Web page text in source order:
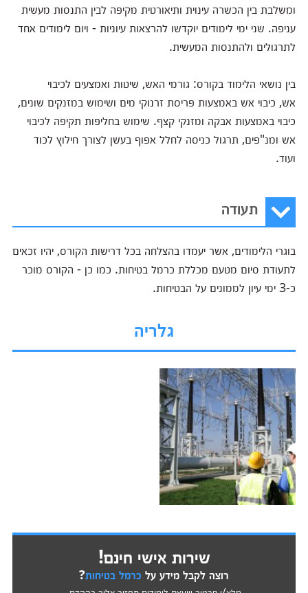
ומשלבת בין הכשרה עינוית ותיאורטית מקיפה לבין התנסות מעשית
עניפה. שני ימי לימודים יוקדשו להרצאות עיוניות - ויום לימודים אחד
לתרגולים ולהתנסות המעשית.
בין נושאי הלימוד בקורס: גורמי האש, שיטות ואמצעים לכיבוי
אש, כיבוי אש באמצעות פריסת זרנוקי מים ושימוש במזנקים שונים,
כיבוי באמצעות אבקה ומזנקי קצף. שימוש בחליפות תקיפה לכיבוי
אש ומנ"פים, תרגול כניסה לחלל אפוף בעשן לצורך חילוץ לכוד
ועוד.
תעודה
בוגרי הלימודים, אשר יעמדו בהצלחה בכל דרישות הקורס, יהיו זכאים
לתעודת סיום מטעם מכללת כרמל בטיחות. כמו כן - הקורס מוכר
כ-3 ימי עיון לממונים על הבטיחות.
גלריה
שירות אישי חינם!
רוצה לקבל מידע על כרמל בטיחות?